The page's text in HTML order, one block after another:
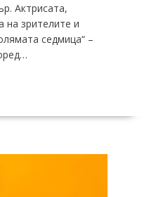
Актрисата,
на зрителите и
седмица“ –